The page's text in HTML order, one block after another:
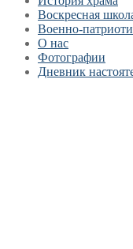
Воскресная
Военно-
О нас
Фотографии
Дневник